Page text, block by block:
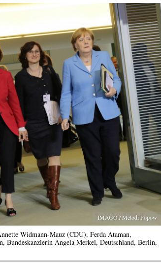
IMAGO / Metodi Popow
Widmann-Mauz (CDU), Ferda Ataman,
Bundeskanzlerin Angela Merkel, Deutschland, Berlin,